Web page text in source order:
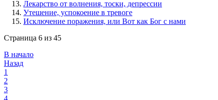
Лекарство от волнения, тоски, депрессии
Утешение, успокоение в тревоге
Исключение поражения, или Вот как Бог с нами
Страница 6 из 45
В начало
Назад
1
2
3